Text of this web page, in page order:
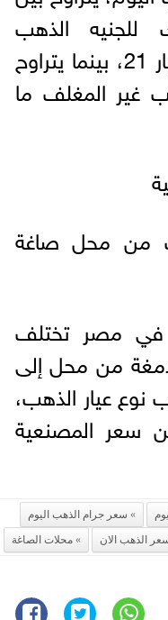
وذلك للجنيه الذهب
المغلف، وزن 8 جرامات عيار 21، بينما يتراوح
غير المغلف ما
من محل صاغة
في مصر تختلف
من محل إلى
عيار الذهب،
سعر المصنعية
سعر جرام الذهب اليوم
الذهب الان محلات الصاغة